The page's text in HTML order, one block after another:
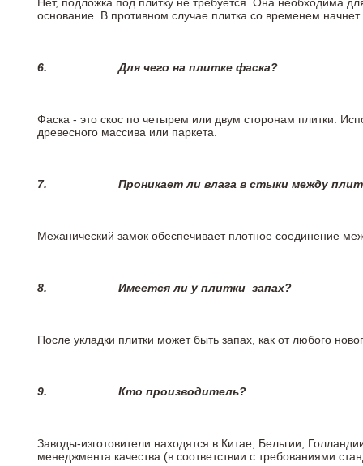
Нет, подложка под плитку не требуется. Она необходима
основание. В противном случае плитка со временем
6.Для чего на плитке фаска?
Фаска - это скос по четырем или двум сторонам плитки.
древесного массива или паркета.
7. Проникает ли влага в стыки между
Механический замок обеспечивает плотное соединение
8. Имеется ли у плитки запах?
После укладки плитки может быть запах, как от любого
9. Кто производитель?
Заводы-изготовители находятся в Китае, Бельгии,
менеджмента качества (в соответствии с требованиями